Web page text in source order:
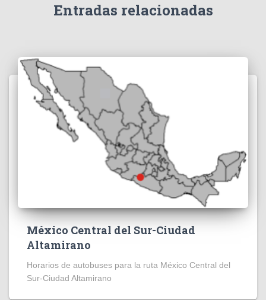
Entradas relacionadas
México Central del Sur-Ciudad
Altamirano
Horarios de autobuses para la ruta México Central del
Sur-Ciudad Altamirano